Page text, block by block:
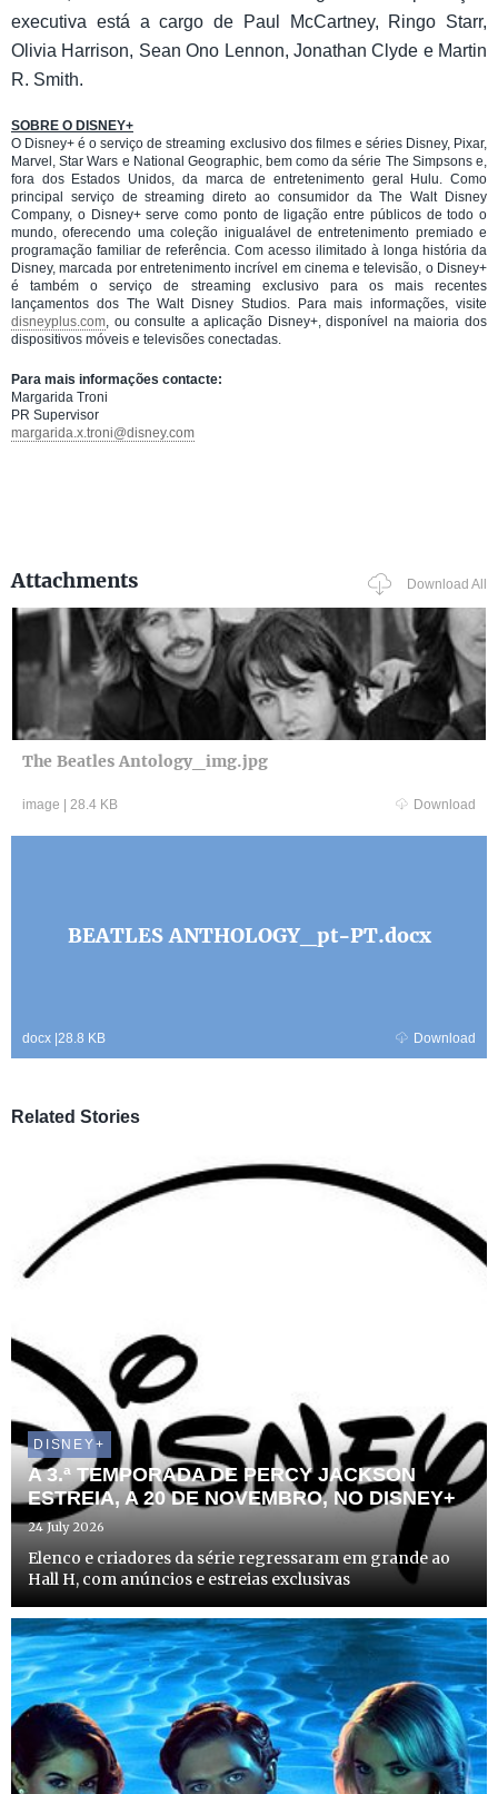
executiva está a cargo de Paul McCartney, Ringo Starr,
Olivia Harrison, Sean Ono Lennon, Jonathan Clyde e Martin
R. Smith.
SOBRE O DISNEY+
O Disney+ é o serviço de streaming exclusivo dos filmes e séries Disney, Pixar,
Marvel, Star Wars e National Geographic, bem como da série The Simpsons e,
fora dos Estados Unidos, da marca de entretenimento geral Hulu. Como
principal serviço de streaming direto ao consumidor da The Walt Disney
Company, o Disney+ serve como ponto de ligação entre públicos de todo o
mundo, oferecendo uma coleção inigualável de entretenimento premiado e
programação familiar de referência. Com acesso ilimitado à longa história da
Disney, marcada por entretenimento incrível em cinema e televisão, o Disney+
é também o serviço de streaming exclusivo para os mais recentes
lançamentos dos The Walt Disney Studios. Para mais informações, visite
disneyplus.com , ou consulte a aplicação Disney+, disponível na maioria dos
dispositivos móveis e televisões conectadas.
Para mais informações contacte:
Margarida Troni
PR Supervisor
margarida.x.troni@disney.com
Attachments Download All
The Beatles Antology_img.jpg
image | 28.4 KB Download
BEATLES ANTHOLOGY_pt-PT.docx
docx |28.8 KB Download
Related Stories
DISNEY+
A 3.ª TEMPORADA DE PERCY JACKSON
ESTREIA, A 20 DE NOVEMBRO, NO DISNEY+
24 July 2026
Elenco e criadores da série regressaram em grande ao
Hall H, com anúncios e estreias exclusivas